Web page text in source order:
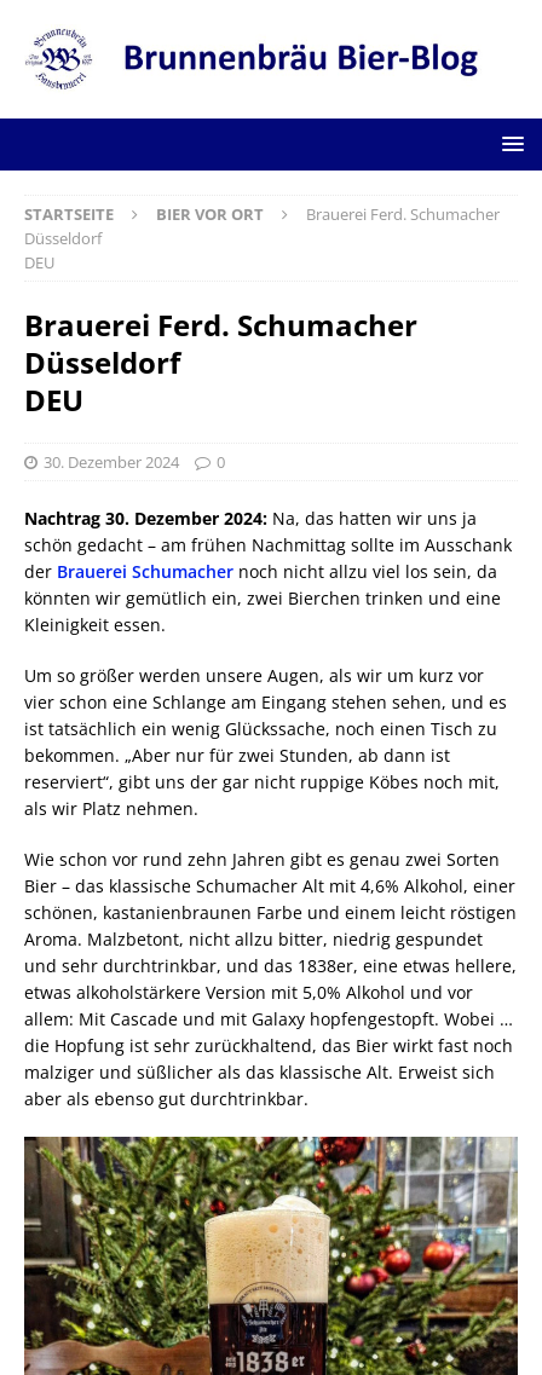
STARTSEITE BIER VOR ORT
Brauerei Ferd. Schumacher
Düsseldorf
DEU
Brauerei Ferd. Schumacher
Düsseldorf
DEU
30. Dezember 2024 0
Nachtrag 30. Dezember 2024: Na, das hatten wir uns ja
schön gedacht – am frühen Nachmittag sollte im Ausschank
der Brauerei Schumacher noch nicht allzu viel los sein, da
könnten wir gemütlich ein, zwei Bierchen trinken und eine
Kleinigkeit essen.
Um so größer werden unsere Augen, als wir um kurz vor
vier schon eine Schlange am Eingang stehen sehen, und es
ist tatsächlich ein wenig Glückssache, noch einen Tisch zu
bekommen. „Aber nur für zwei Stunden, ab dann ist
reserviert“, gibt uns der gar nicht ruppige Köbes noch mit,
als wir Platz nehmen.
Wie schon vor rund zehn Jahren gibt es genau zwei Sorten
Bier – das klassische Schumacher Alt mit 4,6% Alkohol, einer
schönen, kastanienbraunen Farbe und einem leicht röstigen
Aroma. Malzbetont, nicht allzu bitter, niedrig gespundet
und sehr durchtrinkbar, und das 1838er, eine etwas hellere,
etwas alkoholstärkere Version mit 5,0% Alkohol und vor
allem: Mit Cascade und mit Galaxy hopfengestopft. Wobei …
die Hopfung ist sehr zurückhaltend, das Bier wirkt fast noch
malziger und süßlicher als das klassische Alt. Erweist sich
aber als ebenso gut durchtrinkbar.